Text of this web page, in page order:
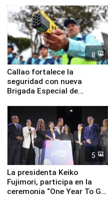
8
Callao fortalece la
seguridad con nueva
Brigada Especial de
equipamiento para
Serenazgo
5
La presidenta Keiko
Fujimori, participa en la
ceremonia “One Year To Go